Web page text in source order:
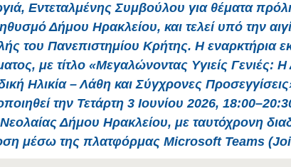
Εντεταλμένης Συμβούλου για θέματα
Δήμου Ηρακλείου, και τελεί υπό την
του Πανεπιστημίου Κρήτης. Η εναρκτήρια
με τίτλο «Μεγαλώνοντας Υγιείς Γενιές: Η
Ηλικία – Λάθη και Σύγχρονες
την Τετάρτη 3 Ιουνίου 2026,
Δήμου Ηρακλείου, με ταυτόχρονη
μέσω της πλατφόρμας Microsoft Teams